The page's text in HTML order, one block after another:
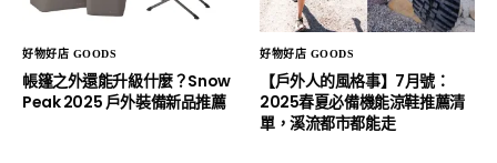
好物好店 GOODS
帳篷之外還能升級什麼？Snow
Peak 2025 戶外裝備新品推薦
好物好店 GOODS
【戶外人的風格事】7月號：
2025春夏必備機能涼鞋推薦清
單，溪流都市都能走